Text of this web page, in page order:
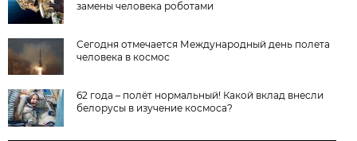
замены человека роботами
Сегодня отмечается Международный день полета
человека в космос
62 года – полёт нормальный! Какой вклад внесли
белорусы в изучение космоса?